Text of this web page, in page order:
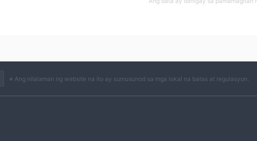
※ Ang nilalaman ng website na ito ay sumusunod sa mga lokal na batas at regulasyon.